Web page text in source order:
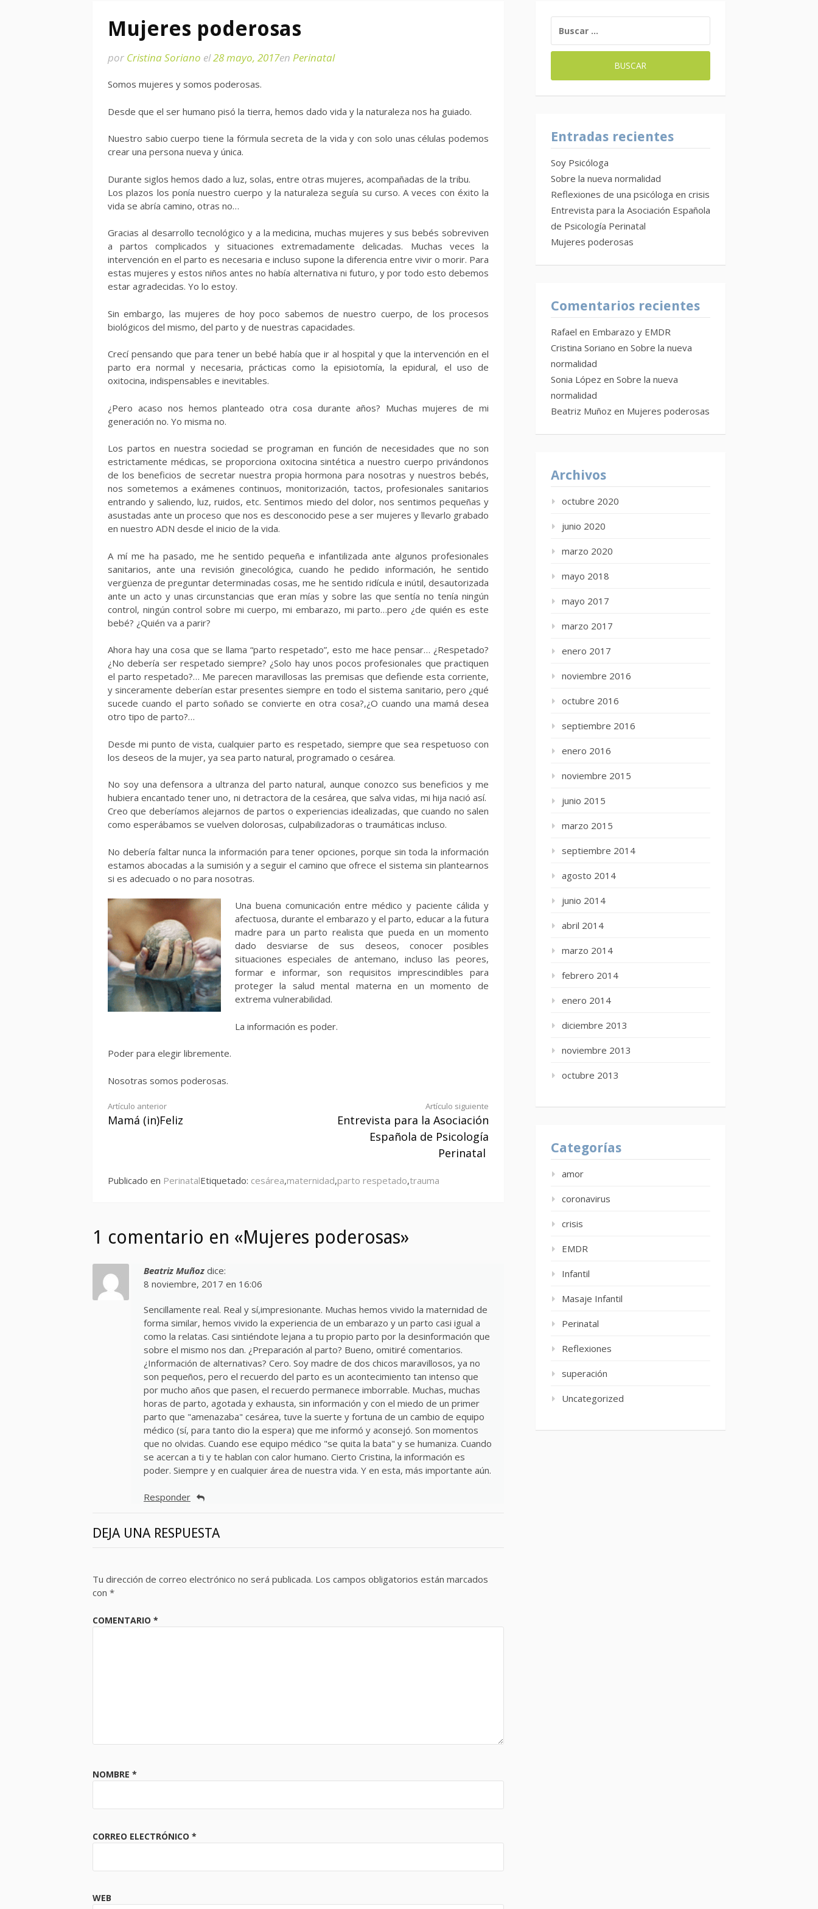
Mujeres poderosas
por Cristina Soriano el28 mayo, 2017en Perinatal
Somos mujeres y somos poderosas.
Desde que el ser humano pisó la tierra, hemos dado vida y la naturaleza nos ha guiado.
Nuestro sabio cuerpo tiene la fórmula secreta de la vida y con solo unas células podemos
crear una persona nueva y única.
Durante siglos hemos dado a luz, solas, entre otras mujeres, acompañadas de la tribu.
Los plazos los ponía nuestro cuerpo y la naturaleza seguía su curso. A veces con éxito la
vida se abría camino, otras no…
Gracias al desarrollo tecnológico y a la medicina, muchas mujeres y sus bebés sobreviven
a partos complicados y situaciones extremadamente delicadas. Muchas veces la
intervención en el parto es necesaria e incluso supone la diferencia entre vivir o morir. Para
estas mujeres y estos niños antes no había alternativa ni futuro, y por todo esto debemos
estar agradecidas. Yo lo estoy.
Sin embargo, las mujeres de hoy poco sabemos de nuestro cuerpo, de los procesos
biológicos del mismo, del parto y de nuestras capacidades.
Crecí pensando que para tener un bebé había que ir al hospital y que la intervención en el
parto era normal y necesaria, prácticas como la episiotomía, la epidural, el uso de
oxitocina, indispensables e inevitables.
¿Pero acaso nos hemos planteado otra cosa durante años? Muchas mujeres de mi
generación no. Yo misma no.
Los partos en nuestra sociedad se programan en función de necesidades que no son
estrictamente médicas, se proporciona oxitocina sintética a nuestro cuerpo privándonos
de los beneficios de secretar nuestra propia hormona para nosotras y nuestros bebés,
nos sometemos a exámenes continuos, monitorización, tactos, profesionales sanitarios
entrando y saliendo, luz, ruidos, etc. Sentimos miedo del dolor, nos sentimos pequeñas y
asustadas ante un proceso que nos es desconocido pese a ser mujeres y llevarlo grabado
en nuestro ADN desde el inicio de la vida.
A mí me ha pasado, me he sentido pequeña e infantilizada ante algunos profesionales
sanitarios, ante una revisión ginecológica, cuando he pedido información, he sentido
vergüenza de preguntar determinadas cosas, me he sentido ridícula e inútil, desautorizada
ante un acto y unas circunstancias que eran mías y sobre las que sentía no tenía ningún
control, ningún control sobre mi cuerpo, mi embarazo, mi parto…pero ¿de quién es este
bebé? ¿Quién va a parir?
Ahora hay una cosa que se llama “parto respetado”, esto me hace pensar… ¿Respetado?
¿No debería ser respetado siempre? ¿Solo hay unos pocos profesionales que practiquen
el parto respetado?… Me parecen maravillosas las premisas que defiende esta corriente,
y sinceramente deberían estar presentes siempre en todo el sistema sanitario, pero ¿qué
sucede cuando el parto soñado se convierte en otra cosa?,¿O cuando una mamá desea
otro tipo de parto?…
Desde mi punto de vista, cualquier parto es respetado, siempre que sea respetuoso con
los deseos de la mujer, ya sea parto natural, programado o cesárea.
No soy una defensora a ultranza del parto natural, aunque conozco sus beneficios y me
hubiera encantado tener uno, ni detractora de la cesárea, que salva vidas, mi hija nació así.
Creo que deberíamos alejarnos de partos o experiencias idealizadas, que cuando no salen
como esperábamos se vuelven dolorosas, culpabilizadoras o traumáticas incluso.
No debería faltar nunca la información para tener opciones, porque sin toda la información
estamos abocadas a la sumisión y a seguir el camino que ofrece el sistema sin plantearnos
si es adecuado o no para nosotras.
Una buena comunicación entre médico y paciente cálida y
afectuosa, durante el embarazo y el parto, educar a la futura
madre para un parto realista que pueda en un momento
dado desviarse de sus deseos, conocer posibles
situaciones especiales de antemano, incluso las peores,
formar e informar, son requisitos imprescindibles para
proteger la salud mental materna en un momento de
extrema vulnerabilidad.
La información es poder.
Poder para elegir libremente.
Nosotras somos poderosas.
Seguir
leyendo
Artículo anterior
Mamá (in)Feliz
Artículo siguiente
Entrevista para la Asociación
Española de Psicología
Perinatal
Publicado en PerinatalEtiquetado: cesárea,maternidad,parto respetado,trauma
1 comentario en «Mujeres poderosas»
Beatriz Muñoz dice:
8 noviembre, 2017 en 16:06
Sencillamente real. Real y sí,impresionante. Muchas hemos vivido la maternidad de
forma similar, hemos vivido la experiencia de un embarazo y un parto casi igual a
como la relatas. Casi sintiéndote lejana a tu propio parto por la desinformación que
sobre el mismo nos dan. ¿Preparación al parto? Bueno, omitiré comentarios.
¿Información de alternativas? Cero. Soy madre de dos chicos maravillosos, ya no
son pequeños, pero el recuerdo del parto es un acontecimiento tan intenso que
por mucho años que pasen, el recuerdo permanece imborrable. Muchas, muchas
horas de parto, agotada y exhausta, sin información y con el miedo de un primer
parto que "amenazaba" cesárea, tuve la suerte y fortuna de un cambio de equipo
médico (sí, para tanto dio la espera) que me informó y aconsejó. Son momentos
que no olvidas. Cuando ese equipo médico "se quita la bata" y se humaniza. Cuando
se acercan a ti y te hablan con calor humano. Cierto Cristina, la información es
poder. Siempre y en cualquier área de nuestra vida. Y en esta, más importante aún.
Responder
DEJA UNA RESPUESTA
Tu dirección de correo electrónico no será publicada. Los campos obligatorios están marcados
con *
COMENTARIO *
NOMBRE *
CORREO ELECTRÓNICO *
WEB
Entradas recientes
Soy Psicóloga
Sobre la nueva normalidad
Reflexiones de una psicóloga en crisis
Entrevista para la Asociación Española
de Psicología Perinatal
Mujeres poderosas
Comentarios recientes
Rafael en Embarazo y EMDR
Cristina Soriano en Sobre la nueva
normalidad
Sonia López en Sobre la nueva
normalidad
Beatriz Muñoz en Mujeres poderosas
Archivos
octubre 2020
junio 2020
marzo 2020
mayo 2018
mayo 2017
marzo 2017
enero 2017
noviembre 2016
octubre 2016
septiembre 2016
enero 2016
noviembre 2015
junio 2015
marzo 2015
septiembre 2014
agosto 2014
junio 2014
abril 2014
marzo 2014
febrero 2014
enero 2014
diciembre 2013
noviembre 2013
octubre 2013
Categorías
amor
coronavirus
crisis
EMDR
Infantil
Masaje Infantil
Perinatal
Reflexiones
superación
Uncategorized